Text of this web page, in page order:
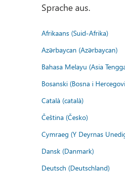
Sprache aus.
Afrikaans (Suid-Afrika)
Azərbaycan (Azərbaycan)
Bahasa Melayu (Asia
Bosanski (Bosna i
Català (català)
Čeština (Česko)
Cymraeg (Y Deyrnas
Dansk (Danmark)
Deutsch (Deutschland)